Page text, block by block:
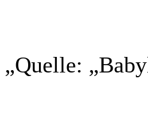
„Quelle: